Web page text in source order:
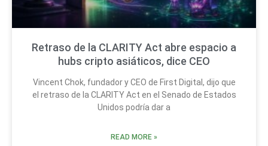
Retraso de la CLARITY Act abre espacio a
hubs cripto asiáticos, dice CEO
Vincent Chok, fundador y CEO de First Digital, dijo que
el retraso de la CLARITY Act en el Senado de Estados
Unidos podría dar a
READ MORE »